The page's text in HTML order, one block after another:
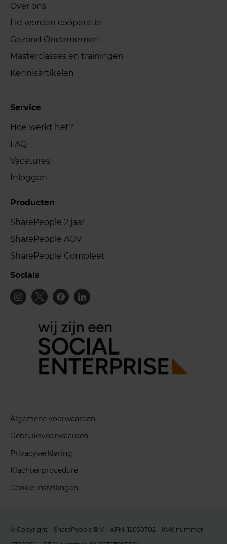
Over ons
Lid worden coöperatie
Gezond Ondernemen
Masterclasses en trainingen
Kennisartikelen
Service
Hoe werkt het?
FAQ
Vacatures
Inloggen
Producten
SharePeople 2 jaar
SharePeople AOV
SharePeople Compleet
Socials
Algemene voorwaarden
Gebruiksvoorwaarden
Privacyverklaring
Klachtenprocedure
Cookie instellingen
© Copyright – SharePeople B.V – AFM: 12050702 – KvK nummer: